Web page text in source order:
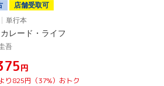
店舗受取可
単行本
レード・ライフ
吾
円
り825円（37%）おトク